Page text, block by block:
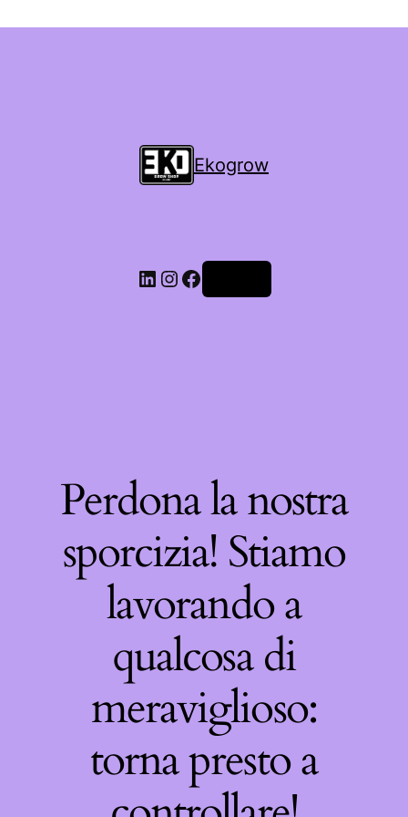
Ekogrow
Perdona la nostra
sporcizia! Stiamo
lavorando a
qualcosa di
meraviglioso:
torna presto a